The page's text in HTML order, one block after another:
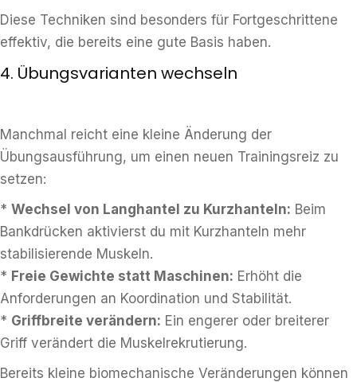
Diese Techniken sind besonders für Fortgeschrittene
effektiv, die bereits eine gute Basis haben.
4. Übungsvarianten wechseln
Manchmal reicht eine kleine Änderung der
Übungsausführung, um einen neuen Trainingsreiz zu
setzen:
* Wechsel von Langhantel zu Kurzhanteln: Beim
Bankdrücken aktivierst du mit Kurzhanteln mehr
stabilisierende Muskeln.
* Freie Gewichte statt Maschinen: Erhöht die
Anforderungen an Koordination und Stabilität.
* Griffbreite verändern: Ein engerer oder breiterer
Griff verändert die Muskelrekrutierung.
Bereits kleine biomechanische Veränderungen können